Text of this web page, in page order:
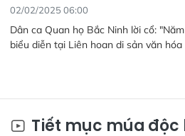
02/02/2025 06:00
Dân ca Quan họ Bắc Ninh lời cổ:
biểu diễn tại Liên hoan di sản văn
Tiết mục múa độc